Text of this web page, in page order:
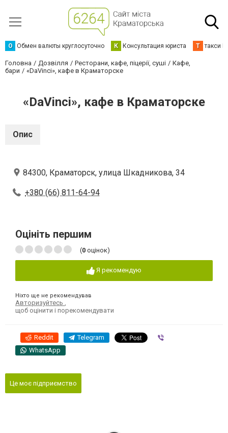
О Обмен валюты круглосуточно К Консультация юриста Т такси
Головна Дозвілля Ресторани, кафе, піцерії, суші
Кафе,
бари
«DaVinci», кафе в Краматорске
«DaVinci», кафе в Краматорске
Опис
84300, Краматорск, улица Шкадникова, 34
+380 (66) 811-64-94
Оцініть першим
(0 оцінок)
Я рекомендую
Ніхто ще не рекомендував
Авторизуйтесь
щоб оцінити і порекомендувати
Reddit Telegram
WhatsApp
Це моє підприємство